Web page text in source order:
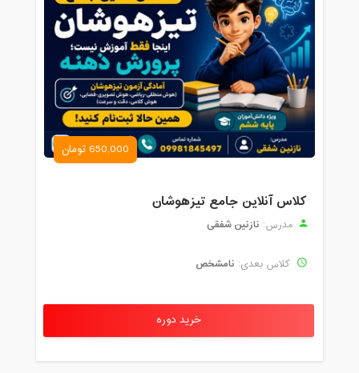
650,000 تومان
کلاس آنلاین جامع تیزهوشان
مدرس: نازنین شفقی
کلاس بعدی: نامشخص
خرید دوره